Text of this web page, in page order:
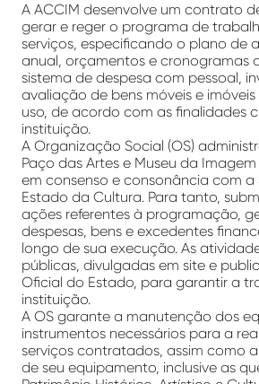
A ACCIM desenvolve um contrato
gerar e reger o programa de
serviços, especificando o plano de
anual, orçamentos e cronogramas
sistema de despesa com pessoal,
avaliação de bens móveis e
uso, de acordo com as finalidades
instituição.
A Organização Social (OS)
Paço das Artes e Museu da Imagem
em consenso e consonância com a
Estado da Cultura. Para tanto,
ações referentes à programação,
despesas, bens e excedentes
longo de sua execução. As
públicas, divulgadas em site e
Oficial do Estado, para garantir a
instituição.
A OS garante a manutenção dos
instrumentos necessários para a
serviços contratados, assim como
de seu equipamento, inclusive as